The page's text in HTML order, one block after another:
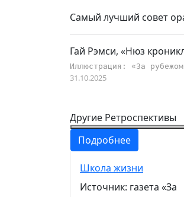
Самый лучший совет
Гай Рэмси, «Нюз
Иллюстрация: «За
31.10.2025
Другие Ретроспективы
Подробнее
Школа жизни
Источник: газета «За